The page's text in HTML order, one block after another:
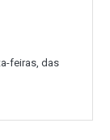
feiras, das